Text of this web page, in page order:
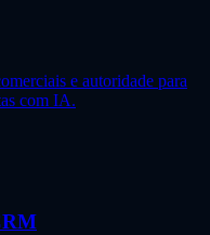
e autoridade para
com IA.